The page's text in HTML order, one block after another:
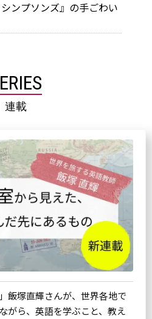
ンプソンズ』の手ごわい
連載
飯塚直輝さんが、世界各地で
がら、英語を学ぶこと、教え